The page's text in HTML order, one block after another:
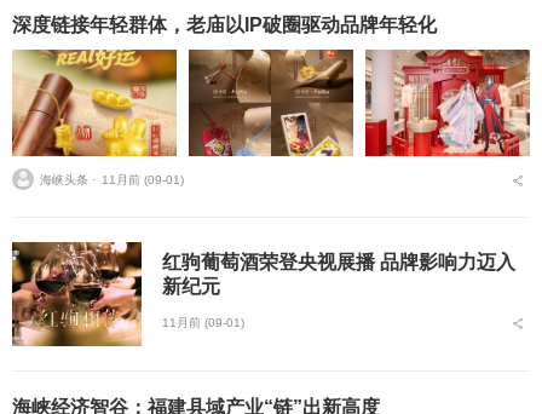
深度链接年轻群体，老庙以IP破圈驱动品牌年轻化
海峡头条 ⋅ 11月前 (09-01)
红驹葡萄酒荣登央视展播 品牌影响力迈入
新纪元
11月前 (09-01)
海峡经济智谷：福建县域产业“链”出新高度